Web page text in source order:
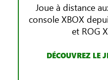
Joue à distance
console XBOX
et ROG
DÉCOUVREZ LE